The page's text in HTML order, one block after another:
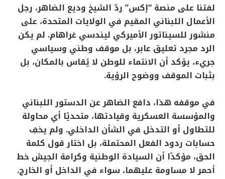
لفتنا على منصة “إكس” ردّ الشيخ وديع الضاهر، رجل
الأعمال اللبناني المقيم في الولايات المتحدة، على
منشور للسيناتور الأميركي ليندسي غراهام. لم يكن
الرد مجرد تعليق عابر، بل موقف وطني وسياسي
جريء، يؤكد أن الانتماء للوطن لا يُقاس بالمكان، بل
بثبات الموقف ووضوح الرؤية.
في موقفه هذا، دافع الضاهر عن الدستور اللبناني
والمؤسسة العسكرية وقيادتها، متحديًا أي محاولة
للتطاول أو التدخل في الشأن الداخلي. ولم يخفِ
حسابات ردود الفعل المحتملة، بل اختار قول كلمة
الحق، مؤكدًا أن السيادة الوطنية وكرامة الجيش خط
أحمر لا مساومة عليهما، سواء في الداخل أو الخارج.